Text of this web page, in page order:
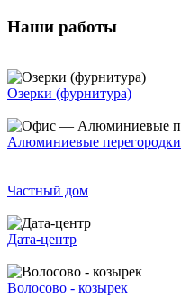
Наши работы
Озерки (фурнитура)
Алюминиевые перегородки
Частный дом
Дата-центр
Волосово - козырек